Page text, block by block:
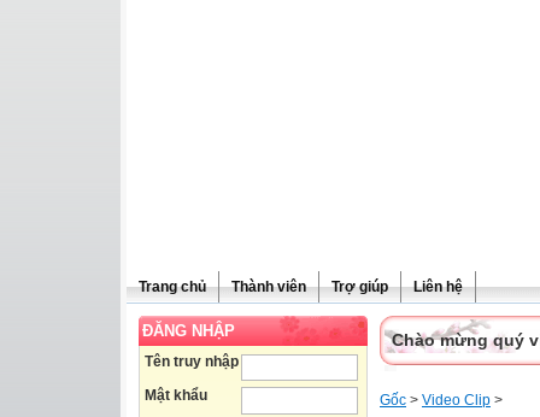
Trang chủ Thành viên Trợ giúp Liên hệ
ĐĂNG NHẬP
Tên truy nhập
Mật khẩu
Chào mừng quý
Gốc > Video Clip >